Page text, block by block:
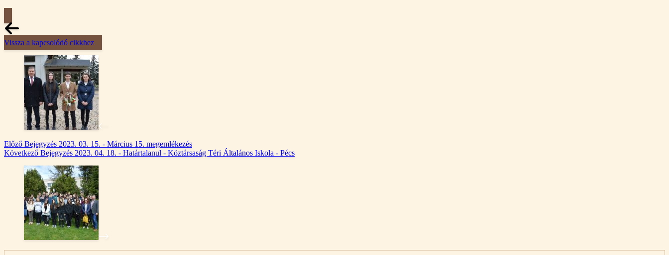
Vissza a kapcsolódó cikkhez
Előző Bejegyzés 2023. 03. 15. - Március 15. megemlékezés
Következő Bejegyzés 2023. 04. 18. - Határtalanul - Köztársaság Téri Általános Iskola - Pécs